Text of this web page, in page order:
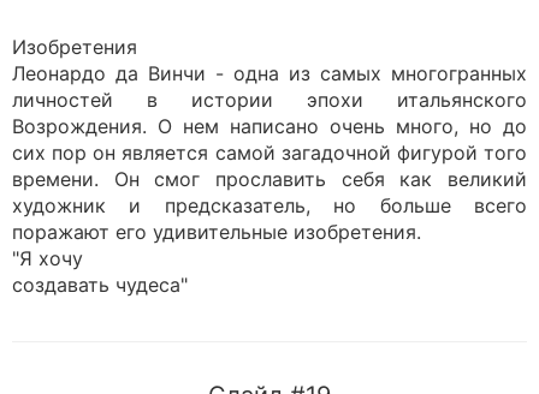
Изобретения
Леонардо да Винчи - одна из самых многогранных
личностей в истории эпохи итальянского
Возрождения. О нем написано очень много, но до
сих пор он является самой загадочной фигурой того
времени. Он смог прославить себя как великий
художник и предсказатель, но больше всего
поражают его удивительные изобретения.
"Я хочу
создавать чудеса"